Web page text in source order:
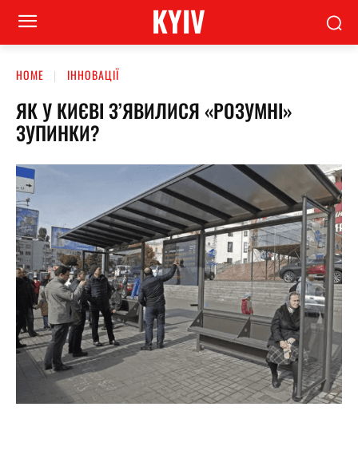
KYIV
HOME ІННОВАЦІЇ
ЯК У КИЄВІ З’ЯВИЛИСЯ «РОЗУМНІ»
ЗУПИНКИ?